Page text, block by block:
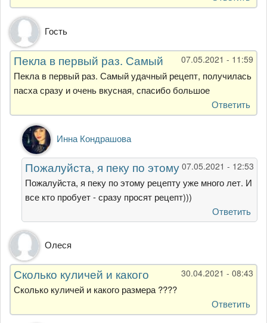
Гость
07.05.2021 - 11:59
Пекла в первый раз. Самый
Пекла в первый раз. Самый удачный рецепт, получилась
пасха сразу и очень вкусная, спасибо большое
Ответить
Ответ
на
Пекла
в
первый
раз.
от
Гость
Инна Кондрашова
07.05.2021 - 12:53
Пожалуйста, я пеку по этому
Пожалуйста, я пеку по этому рецепту уже много лет. И
все кто пробует - сразу просят рецепт)))
Ответить
Олеся
30.04.2021 - 08:43
Сколько куличей и какого
Сколько куличей и какого размера ????
Ответить